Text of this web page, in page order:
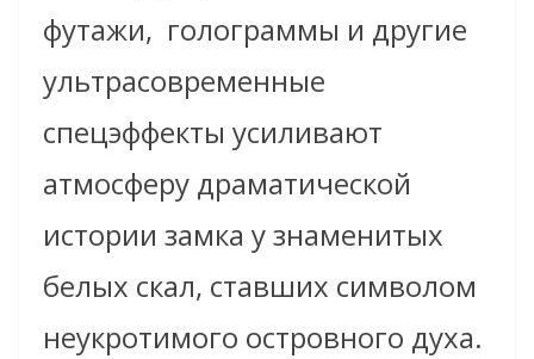
футажи, голограммы и другие
ультрасовременные
спецэффекты усиливают
атмосферу драматической
истории замка у знаменитых
белых скал, ставших символом
неукротимого островного духа.